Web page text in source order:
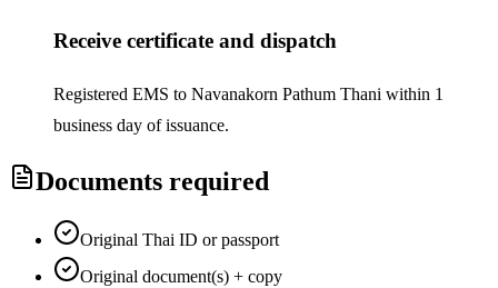
Receive certificate and dispatch
Registered EMS to Navanakorn Pathum Thani within 1
business day of issuance.
Documents required
Original Thai ID or passport
Original document(s) + copy